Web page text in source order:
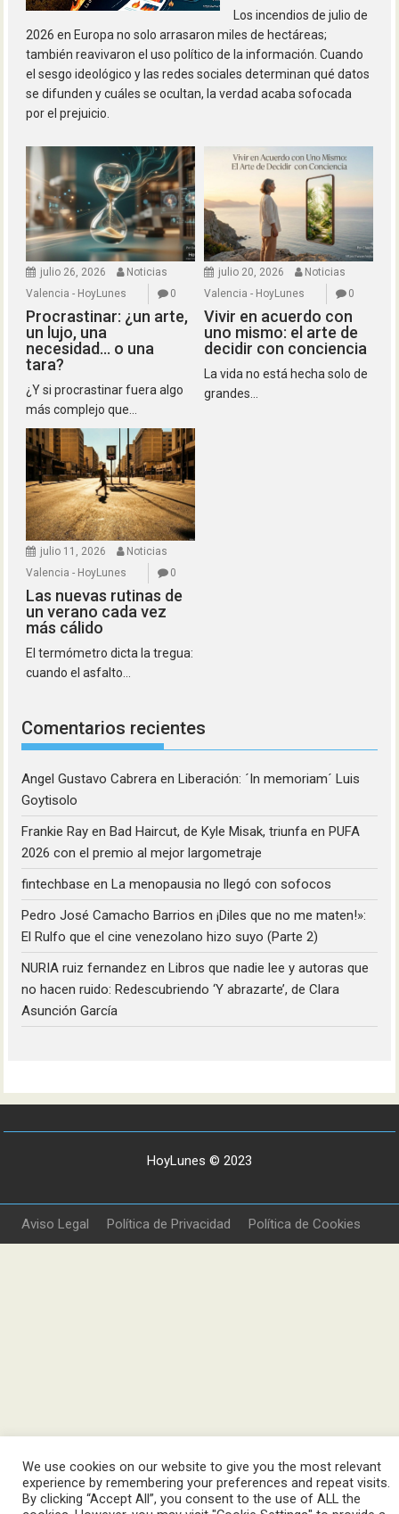
Los incendios de julio de
2026 en Europa no solo arrasaron miles de hectáreas;
también reavivaron el uso político de la información. Cuando
el sesgo ideológico y las redes sociales determinan qué datos
se difunden y cuáles se ocultan, la verdad acaba sofocada
por el prejuicio.
julio 26, 2026
Noticias
Valencia - HoyLunes
0
Procrastinar: ¿un arte,
un lujo, una
necesidad… o una
tara?
¿Y si procrastinar fuera algo
más complejo que...
julio 20, 2026
Noticias
Valencia - HoyLunes
0
Vivir en acuerdo con
uno mismo: el arte de
decidir con conciencia
La vida no está hecha solo de
grandes...
julio 11, 2026
Noticias
Valencia - HoyLunes
0
Las nuevas rutinas de
un verano cada vez
más cálido
El termómetro dicta la tregua:
cuando el asfalto...
Comentarios recientes
Angel Gustavo Cabrera enLiberación: ´In memoriam´ Luis
Goytisolo
Frankie Ray enBad Haircut, de Kyle Misak, triunfa en PUFA
2026 con el premio al mejor largometraje
fintechbase enLa menopausia no llegó con sofocos
Pedro José Camacho Barrios en¡Diles que no me maten!»:
El Rulfo que el cine venezolano hizo suyo (Parte 2)
NURIA ruiz fernandez enLibros que nadie lee y autoras que
no hacen ruido: Redescubriendo ‘Y abrazarte’, de Clara
Asunción García
HoyLunes © 2023
We use cookies on our website to give you the most relevant
experience by remembering your preferences and repeat visits.
By clicking “Accept All”, you consent to the use of ALL the
Aviso Legal Política de Privacidad Política de Cookies